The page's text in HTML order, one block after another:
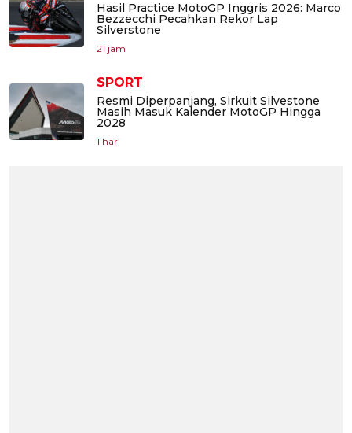
Hasil Practice MotoGP Inggris 2026: Marco
Bezzecchi Pecahkan Rekor Lap
Silverstone
21 jam
SPORT
Resmi Diperpanjang, Sirkuit Silvestone
Masih Masuk Kalender MotoGP Hingga
2028
1 hari